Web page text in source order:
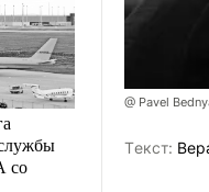
со
@ Pavel
Tекст: